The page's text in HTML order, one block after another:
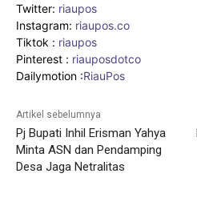
Twitter: riaupos
Instagram: riaupos.co
Tiktok : riaupos
Pinterest : riauposdotco
Dailymotion :RiauPos
Artikel sebelumnya
Pj Bupati Inhil Erisman Yahya
Minta ASN dan Pendamping
Desa Jaga Netralitas